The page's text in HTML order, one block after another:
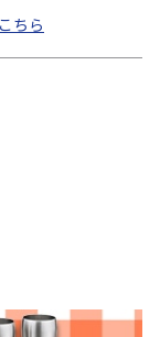
ちら